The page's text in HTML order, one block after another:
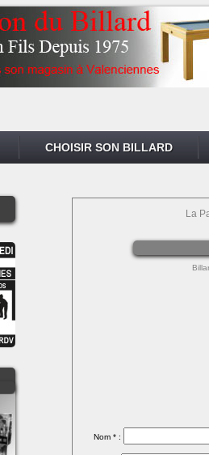
CHOISIR SON BILLARD
La
Nom * :